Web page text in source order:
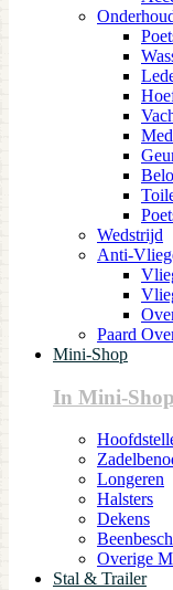
Wedstrijd
Anti-
Paard
Mini-Shop
In Mini-Shop
Longeren
Halsters
Dekens
Overige
Stal & Trailer